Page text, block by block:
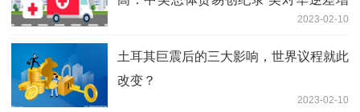
2023-02-10
土耳其巨震后的三大影响，世界议程就此
改变？
2023-02-10